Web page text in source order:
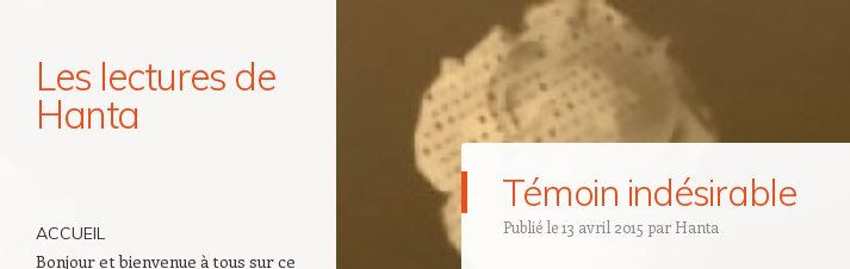
Les lectures de
Hanta
Témoin indésirable
Publié le13 avril 2015 par Hanta
ACCUEIL
Bonjour et bienvenue à tous sur ce